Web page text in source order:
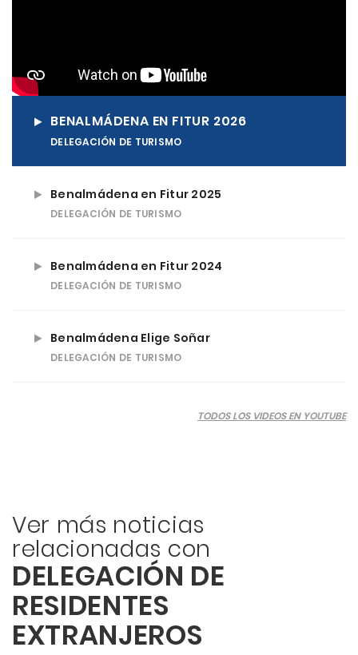
BENALMÁDENA EN FITUR 2026
DELEGACIÓN DE TURISMO
Benalmádena en Fitur 2025
DELEGACIÓN DE TURISMO
Benalmádena en Fitur 2024
DELEGACIÓN DE TURISMO
Benalmádena Elige Soñar
DELEGACIÓN DE TURISMO
TODOS LOS VIDEOS EN YOUTUBE
Ver más noticias
relacionadas con
DELEGACIÓN DE
RESIDENTES
EXTRANJEROS